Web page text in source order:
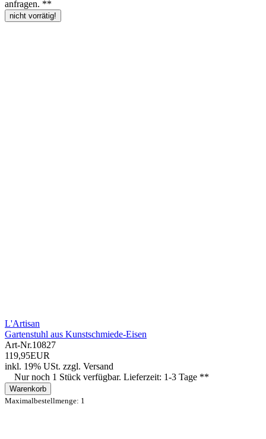
anfragen. **
nicht vorrätig!
L'Artisan
Gartenstuhl aus Kunstschmiede-Eisen
Art-Nr.10827
119,95EUR
inkl. 19% USt. zzgl. Versand
Nur noch 1 Stück verfügbar. Lieferzeit: 1-3 Tage **
Warenkorb
Maximalbestellmenge: 1